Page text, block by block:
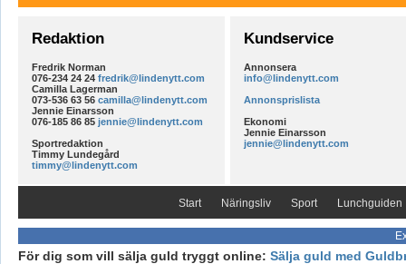
Redaktion
Fredrik Norman
076-234 24 24 fredrik@lindenytt.com
Camilla Lagerman
073-536 63 56 camilla@lindenytt.com
Jennie Einarsson
076-185 86 85 jennie@lindenytt.com
Sportredaktion
Timmy Lundegård
timmy@lindenytt.com
Kundservice
Annonsera
info@lindenytt.com
Annonsprislista
Ekonomi
Jennie Einarsson
jennie@lindenytt.com
Start Näringsliv Sport Lunchguiden
För dig som vill sälja guld tryggt online: Sälja guld med